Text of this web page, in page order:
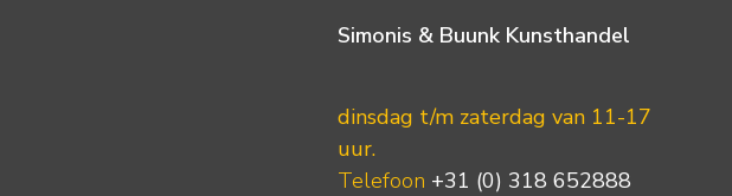
Simonis & Buunk Kunsthandel
dinsdag t/m zaterdag van 11-17
uur.
Telefoon +31 (0) 318 652888